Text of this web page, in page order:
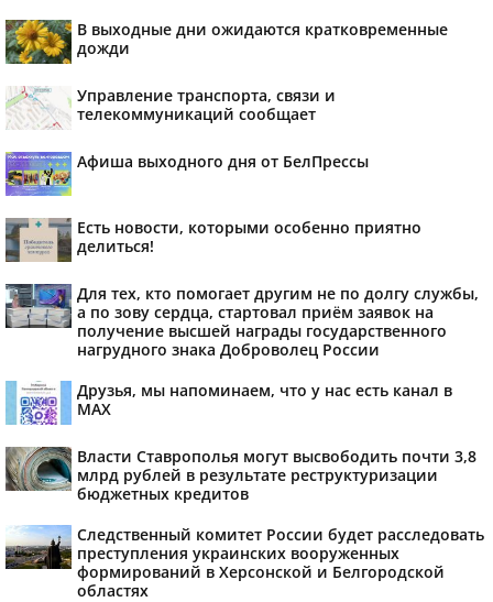
В выходные дни ожидаются кратковременные
дожди
Управление транспорта, связи и
телекоммуникаций сообщает
Афиша выходного дня от БелПрессы
Есть новости, которыми особенно приятно
делиться!
Для тех, кто помогает другим не по долгу службы,
а по зову сердца, стартовал приём заявок на
получение высшей награды государственного
нагрудного знака Доброволец России
Друзья, мы напоминаем, что у нас есть канал в
МАХ
Власти Ставрополья могут высвободить почти 3,8
млрд рублей в результате реструктуризации
бюджетных кредитов
Следственный комитет России будет расследовать
преступления украинских вооруженных
формирований в Херсонской и Белгородской
областях